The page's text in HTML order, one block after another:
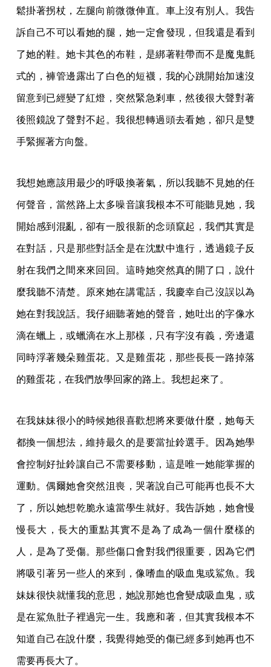
鬆掛著拐杖，左腿向前微微伸直。車上沒有別人。我告
訴自己不可以看她的腿，她一定會發現，但我還是看到
了她的鞋。她卡其色的布鞋，是綁著鞋帶而不是魔鬼氈
式的，褲管邊露出了白色的短襪，我的心跳開始加速沒
留意到已經變了紅燈，突然緊急剎車，然後很大聲對著
後照鏡說了聲對不起。我很想轉過頭去看她，卻只是雙
手緊握著方向盤。
我想她應該用最少的呼吸換著氣，所以我聽不見她的任
何聲音，當然路上太多噪音讓我根本不可能聽見她，我
開始感到混亂，卻有一股很新的念頭竄起，我們其實是
在對話，只是那些對話全是在沈默中進行，透過鏡子反
射在我們之間來來回回。這時她突然真的開了口，說什
麼我聽不清楚。原來她在講電話，我慶幸自己沒誤以為
她在對我說話。我仔細聽著她的聲音，她吐出的字像水
滴在蠟上，或蠟滴在水上那樣，只有字沒有義，旁邊還
同時浮著幾朵雞蛋花。又是雞蛋花，那些長長一路掉落
的雞蛋花，在我們放學回家的路上。我想起來了。
在我妹妹很小的時候她很喜歡想將來要做什麼，她每天
都換一個想法，維持最久的是要當扯鈴選手。因為她學
會控制好扯鈴讓自己不需要移動，這是唯一她能掌握的
運動。偶爾她會突然沮喪，哭著說自己可能再也長不大
了，所以她想乾脆永遠當學生就好。我告訴她，她會慢
慢長大，長大的重點其實不是為了成為一個什麼樣的
人，是為了受傷。那些傷口會對我們很重要，因為它們
將吸引著另一些人的來到，像嗜血的吸血鬼或鯊魚。我
妹妹很快就懂我的意思，她說那她也會變成吸血鬼，或
是在鯊魚肚子裡過完一生。我應和著，但其實我根本不
知道自己在說什麼，我覺得她受的傷已經多到她再也不
需要再長大了。